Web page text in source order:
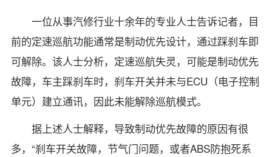
一位从事汽修行业十余年的专业人士告诉记者，目
前的定速巡航功能通常是制动优先设计，通过踩刹车即
可解除。该人士分析，定速巡航失灵，可能是制动优先
故障，车主踩刹车时，刹车开关并未与ECU（电子控制
单元）建立通讯，因此未能解除巡航模式。
据上述人士解释，导致制动优先故障的原因有很
多，“刹车开关故障，节气门问题，或者ABS防抱死系